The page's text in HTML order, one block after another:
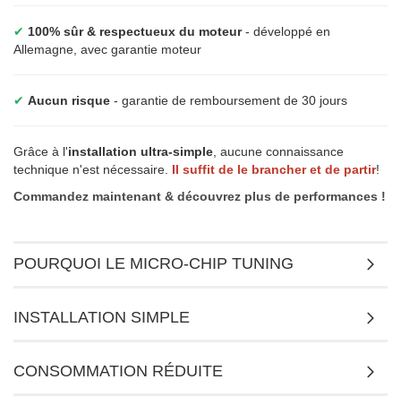
✔ 100% sûr & respectueux du moteur- développé en
Allemagne, avec garantie moteur
✔ Aucun risque - garantie de remboursement de 30 jours
Grâce à l'installation ultra-simple , aucune connaissance
technique n'est nécessaire. Il suffit de le brancher et de partir!
Commandez maintenant & découvrez plus de performances !
POURQUOI LE MICRO-CHIP TUNING
INSTALLATION SIMPLE
CONSOMMATION RÉDUITE